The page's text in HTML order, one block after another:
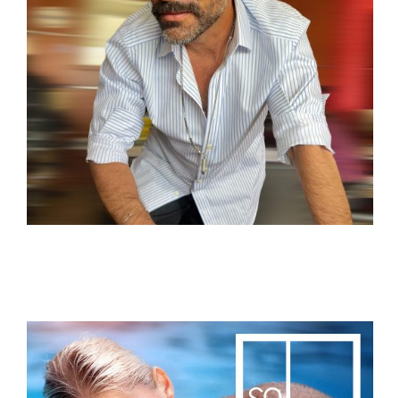
Της Οσίας Κεντραρισμένης Μαλακίας το Ανάγνωσμα…
Πρόσχωμεν!